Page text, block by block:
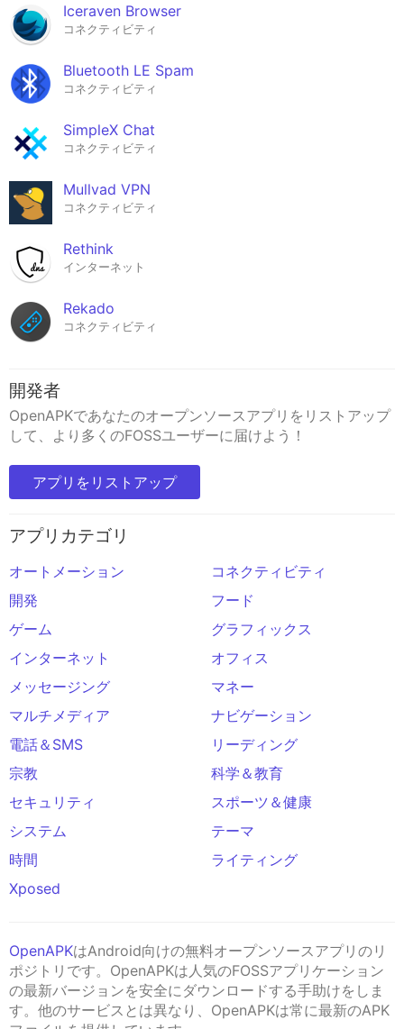
Iceraven Browser
コネクティビティ
Bluetooth LE Spam
コネクティビティ
SimpleX Chat
コネクティビティ
Mullvad VPN
コネクティビティ
Rethink
インターネット
Rekado
コネクティビティ
開発者
OpenAPKであなたのオープンソースアプリをリストアップ
して、より多くのFOSSユーザーに届けよう！
アプリをリストアップ
アプリカテゴリ
オートメーション
コネクティビティ
開発
フード
ゲーム
グラフィックス
インターネット
オフィス
メッセージング
マネー
マルチメディア
ナビゲーション
電話＆SMS
リーディング
宗教
科学＆教育
セキュリティ
スポーツ＆健康
システム
テーマ
時間
ライティング
Xposed
OpenAPKはAndroid向けの無料オープンソースアプリのリ
ポジトリです。OpenAPKは人気のFOSSアプリケーション
の最新バージョンを安全にダウンロードする手助けをしま
す。他のサービスとは異なり、OpenAPKは常に最新のAPK